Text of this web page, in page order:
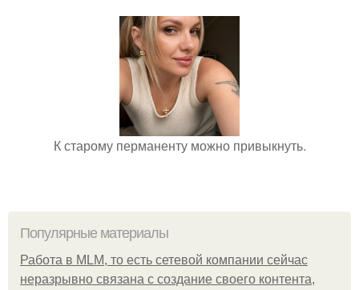
К старому перманенту можно привыкнуть.
Популярные материалы
Работа в MLM, то есть сетевой компании сейчас
неразрывно связана с создание своего контента,